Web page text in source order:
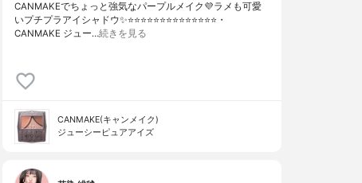
CANMAKEでちょっと強気なパープルメイク💜ラメも可愛
いプチプラアイシャドウ✨⭐️⭐️⭐️⭐️⭐️⭐️⭐️⭐️⭐️⭐️⭐️⭐️⭐️⭐️・
CANMAKE ジュー…続きを見る
CANMAKE(キャンメイク)
ジューシーピュアアイズ